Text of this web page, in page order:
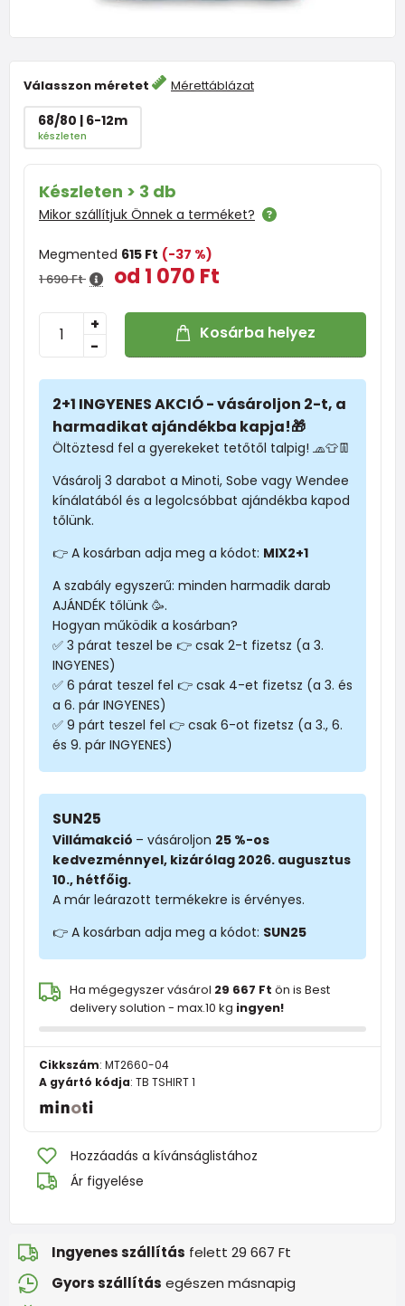
Válasszon méretet Mérettáblázat
68/80 | 6-12m
készleten
Készleten > 3 db
Mikor szállítjuk Önnek a terméket?
Megmented 615 Ft (-37 %)
1 690 Ft od 1 070 Ft
-
+ Kosárba helyez
2+1 INGYENES AKCIÓ - vásároljon 2-t, a
harmadikat ajándékba kapja!🎁
Öltöztesd fel a gyerekeket tetőtől talpig! 🧢👕👖
Vásárolj 3 darabot a Minoti, Sobe vagy Wendee
kínálatából és a legolcsóbbat ajándékba kapod
tőlünk.
👉 A kosárban adja meg a kódot: MIX2+1
A szabály egyszerű: minden harmadik darab
AJÁNDÉK tőlünk 🥳.
Hogyan működik a kosárban?
✅ 3 párat teszel be 👉 csak 2-t fizetsz (a 3.
INGYENES)
✅ 6 párat teszel fel 👉 csak 4-et fizetsz (a 3. és
a 6. pár INGYENES)
✅ 9 párt teszel fel 👉 csak 6-ot fizetsz (a 3., 6.
és 9. pár INGYENES)
SUN25
Villámakció – vásároljon 25 %-os
kedvezménnyel, kizárólag 2026. augusztus
10., hétfőig.
A már leárazott termékekre is érvényes.
👉 A kosárban adja meg a kódot: SUN25
Ha mégegyszer vásárol 29 667 Ft ön is Best
delivery solution - max.10 kg ingyen!
Cikkszám: MT2660-04
A gyártó kódja: TB TSHIRT 1
Hozzáadás a kívánságlistához
Ár figyelése
Ingyenes szállítás felett 29 667 Ft
Gyors szállítás egészen másnapig